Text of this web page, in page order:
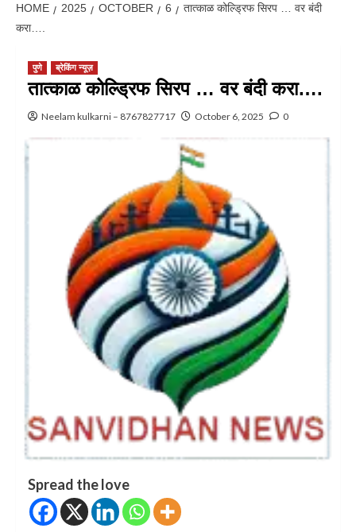
HOME 2025 OCTOBER 6
तात्काळ कोल्ड्रिफ सिरप … वर बंदी
करा….
पुणे ब्रेकिंग न्यूज़
तात्काळ कोल्ड्रिफ सिरप … वर बंदी करा….
Neelam kulkarni – 8767827717 October 6, 2025 0
Spread the love